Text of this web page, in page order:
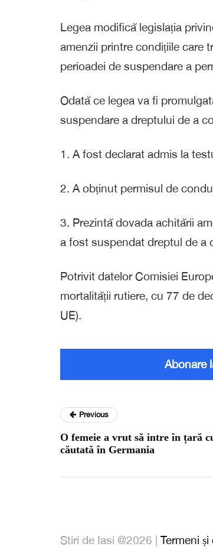
Legea modifică legislația
amenzii printre condițiile care
perioadei de suspendare a
Odată ce legea va fi
suspendare a dreptului de a
1.⁠ ⁠A fost declarat admis la
2.⁠ ⁠A obținut permisul de
3.⁠ ⁠Prezintă dovada achitării
a fost suspendat dreptul de a
Potrivit datelor Comisiei
mortalității rutiere, cu 77 de
UE).
Abonare
Previous
O femeie a vrut să intre în țară
căutată în Germania
Stiri de Iasi @2026 | Termeni